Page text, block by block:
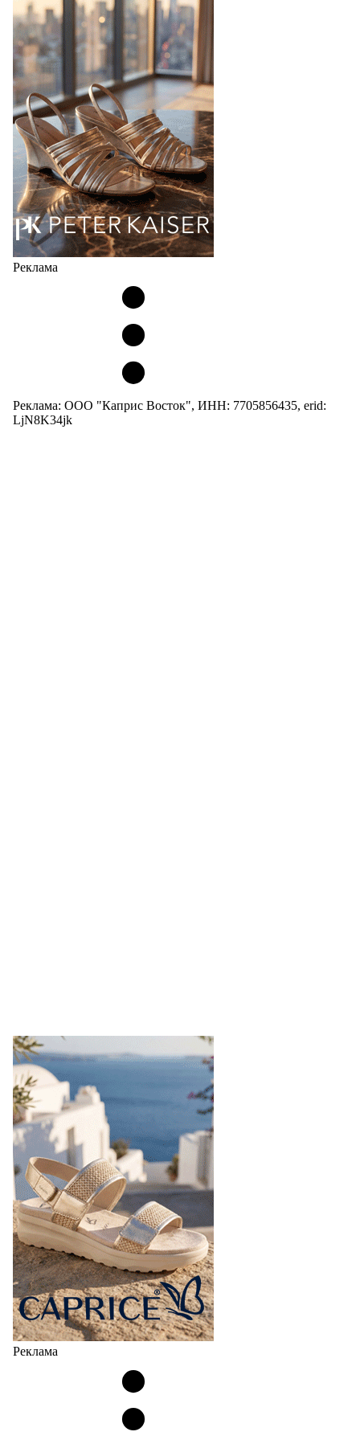
Популярный силуэт бренда,1999 года выпуска,
соответствует сегодняшнему тренду на
сникерины (гибридный вариант балеток и
кроссовок обтекаемой формы и с тонкой подошвой).
Но в модели Miu Miu Bubble присутствует еще и…
05.08.2026 2031
Реклама
Реклама: ООО "Каприс Восток", ИНН: 7705856435, erid:
LjN8K34jk
Реклама